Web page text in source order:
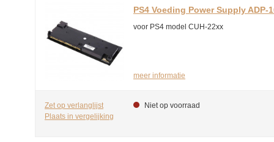
PS4 Voeding Power Supply ADP-
voor PS4 model CUH-22xx
meer informatie
Zet op verlanglijst
Plaats in vergelijking
Niet op voorraad